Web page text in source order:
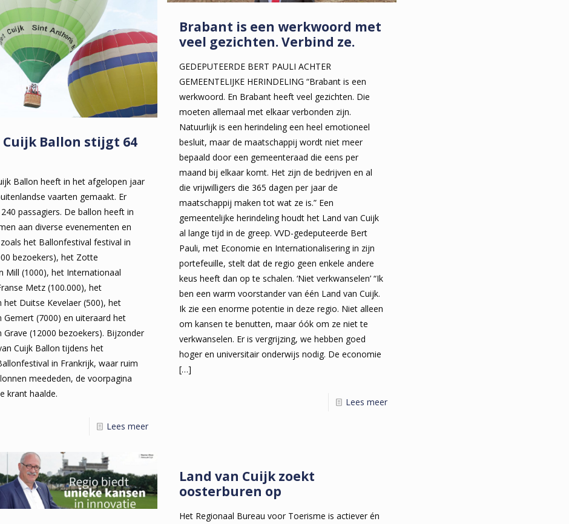
Cuijk Ballon stijgt 64
Ballon heeft in het afgelopen jaar
vaarten gemaakt. Er
passagiers. De ballon heeft in
aan diverse evenementen en
het Ballonfestival festival in
bezoekers), het Zotte
Mill (1000), het Internationaal
Metz (100.000), het
het Duitse Kevelaer (500), het
Gemert (7000) en uiteraard het
Grave (12000 bezoekers). Bijzonder
Cuijk Ballon tijdens het
in Frankrijk, waar ruim
meededen, de voorpagina
krant haalde.
Lees meer
Brabant is een werkwoord met
veel gezichten. Verbind ze.
GEDEPUTEERDE BERT PAULI ACHTER
GEMEENTELIJKE HERINDELING “Brabant is een
werkwoord. En Brabant heeft veel gezichten. Die
moeten allemaal met elkaar verbonden zijn.
Natuurlijk is een herindeling een heel emotioneel
besluit, maar de maatschappij wordt niet meer
bepaald door een gemeenteraad die eens per
maand bij elkaar komt. Het zijn de bedrijven en al
die vrijwilligers die 365 dagen per jaar de
maatschappij maken tot wat ze is.” Een
gemeentelijke herindeling houdt het Land van Cuijk
al lange tijd in de greep. VVD-gedeputeerde Bert
Pauli, met Economie en Internationalisering in zijn
portefeuille, stelt dat de regio geen enkele andere
keus heeft dan op te schalen. ‘Niet verkwanselen’ “Ik
ben een warm voorstander van één Land van Cuijk.
Ik zie een enorme potentie in deze regio. Niet alleen
om kansen te benutten, maar óók om ze niet te
verkwanselen. Er is vergrijzing, we hebben goed
hoger en universitair onderwijs nodig. De economie
[…]
Lees meer
Land van Cuijk zoekt
oosterburen op
Het Regionaal Bureau voor Toerisme is actiever én